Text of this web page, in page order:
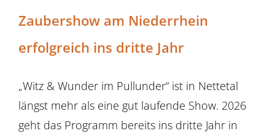
Zaubershow am Niederrhein
erfolgreich ins dritte Jahr
„Witz & Wunder im Pullunder“ ist in Nettetal
längst mehr als eine gut laufende Show. 2026
geht das Programm bereits ins dritte Jahr in